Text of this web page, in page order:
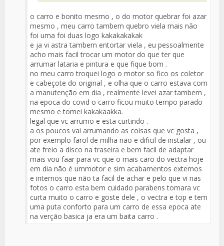
o carro e bonito mesmo , o do motor quebrar foi azar
mesmo , meu carro tambem quebro viela mais não
foi uma foi duas logo kakakakakak
e ja vi astra tambem entortar viela , eu pessoalmente
acho mais facil trocar um motor do que ter que
arrumar lataria e pintura e que fique bom .
no meu carro troquei logo o motor so fico os coletor
e cabeçote do original , e olha que o carro estava com
a manutenção em dia , realmente levei azar tambem ,
na epoca do covid o carro ficou muito tempo parado
mesmo e tomei kakakaakka.
legal que vc arrumo e esta curtindo .
a os poucos vai arrumando as coisas que vc gosta ,
por exemplo farol de milha não e dificil de instalar , ou
ate freio a disco na traseira e bem facil de adaptar
mais vou faar para vc que o mais caro do vectra hoje
em dia não é ummotor e sim acabamentos externos
e internos que não ta facil de achar e pelo que vi nas
fotos o carro esta bem cuidado parabens tomara vc
curta muito o carro e goste dele , o vectra e top e tem
uma puta conforto para um carro de essa epoca ate
na verção basica ja era um baita carro .